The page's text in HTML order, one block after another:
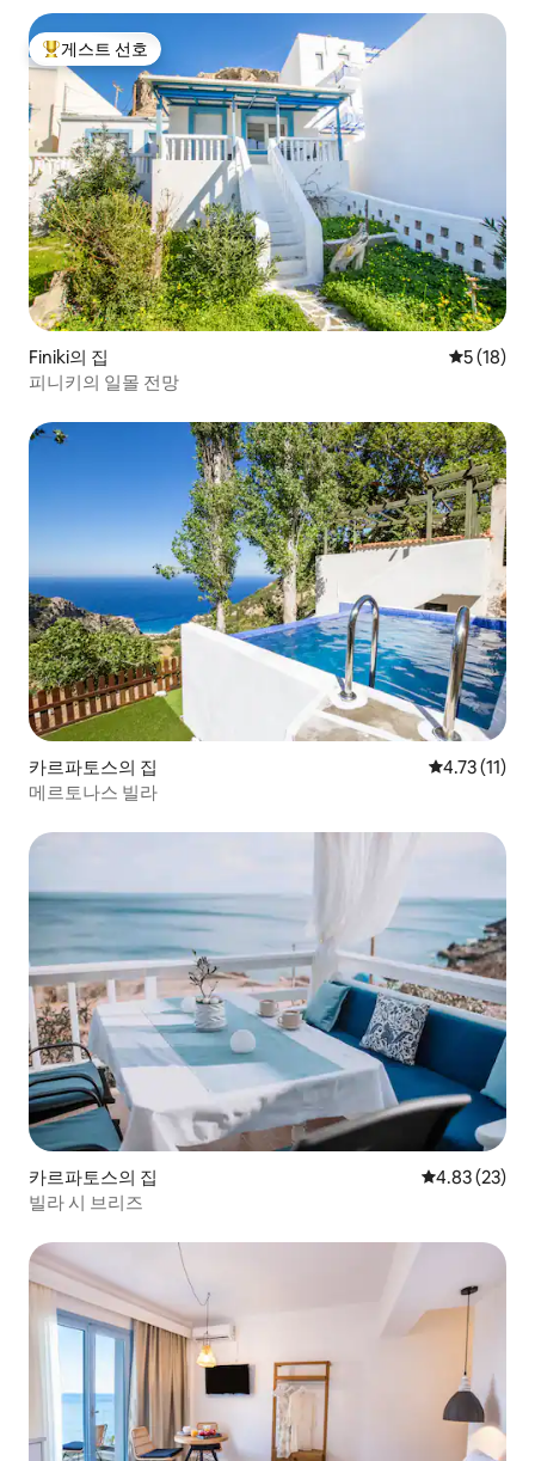
상위 게스트 선호
게스트 선호
Finiki의 집 평점 5점
5 (18)
피니키의 일몰 전망
카르파토스의 집 평점 4.73점
4.73 (11)
메르토나스 빌라
카르파토스의 집 평점 4.83점(5
4.83 (23)
빌라 시 브리즈